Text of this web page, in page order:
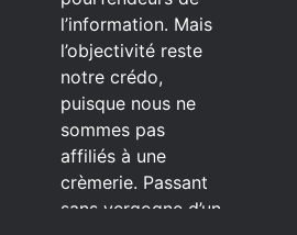
l’information. Mais
l’objectivité reste
notre crédo,
puisque nous ne
sommes pas
affiliés à une
crèmerie. Passant
sans vergogne d’un